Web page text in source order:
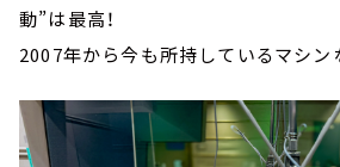
動”は最高！
2007年から今も所持しているマシン